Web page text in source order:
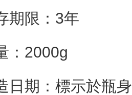
期限：3年
：2000g
日期：標示於瓶身